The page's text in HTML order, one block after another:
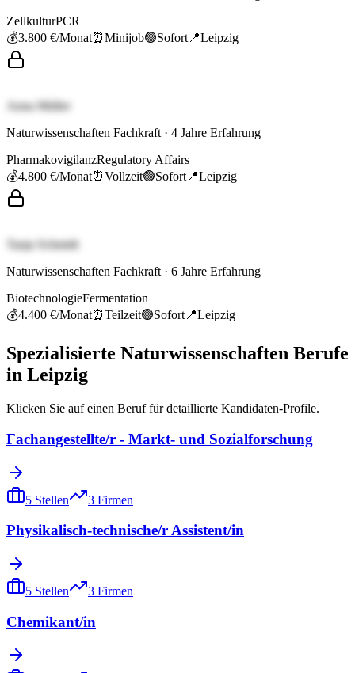
ZellkulturPCR
💰3.800 €/Monat⏰Minijob🟢Sofort 📍Leipzig
Anna Müller
Naturwissenschaften Fachkraft · 4 Jahre Erfahrung
PharmakovigilanzRegulatory Affairs
💰4.800 €/Monat⏰Vollzeit🟢Sofort 📍Leipzig
Tanja Schmidt
Naturwissenschaften Fachkraft · 6 Jahre Erfahrung
BiotechnologieFermentation
💰4.400 €/Monat⏰Teilzeit🟢Sofort 📍Leipzig
Spezialisierte Naturwissenschaften Berufe
in Leipzig
Klicken Sie auf einen Beruf für detaillierte Kandidaten-Profile.
Fachangestellte/r - Markt- und Sozialforschung
5 Stellen 3 Firmen
Physikalisch-technische/r Assistent/in
5 Stellen 3 Firmen
Chemikant/in